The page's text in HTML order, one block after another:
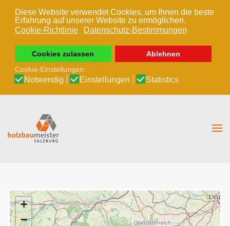
Diese Website verwendet Cookies, um Ihnen die beste
Erfahrung auf unserer Website zu ermöglichen.
Cookie-Richtlinie
Datenschutz-Bestimmungen
Cookies zulassen
Ablehnen
Cookie-Einstellungen:
Notwendig Einstellungen Statistics
Zum Hauptinhalt springen
+
−